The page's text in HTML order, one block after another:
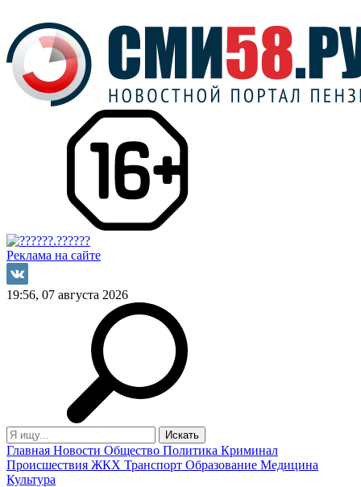
Реклама на сайте
19:56, 07 августа 2026
Главная Новости Общество Политика Криминал
Происшествия ЖКХ Транспорт Образование Медицина
Культура